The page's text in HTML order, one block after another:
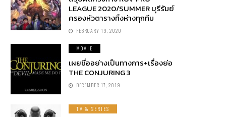
LEAGUE 2020/SUMMER บุรีรัมย์
ครองหัวตารางทิ้งห่างทุกทีม
FEBRUARY 19, 2020
MOVIE
เผยชื่ออย่างเป็นทางการ+เรื่องย่อ
THE CONJURING 3
DECEMBER 17, 2019
TV & SERIES